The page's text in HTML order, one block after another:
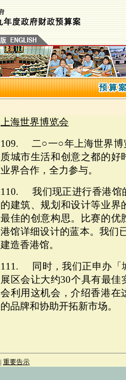
上海世界博览会
109.
二○一○年上海世界
质城市生活和创意之都的
业界合作，全力参与。
110.
我们现正进行香港馆
的建筑、规划和设计等业界
最佳的创意构思。比赛的优
港馆详细设计的蓝本。我们
建造香港馆。
111.
同时，我们正申办
展区会让大约30个具有最
会利用这机会，介绍香港在
的品牌和协助开拓新市场。
| 重要告示